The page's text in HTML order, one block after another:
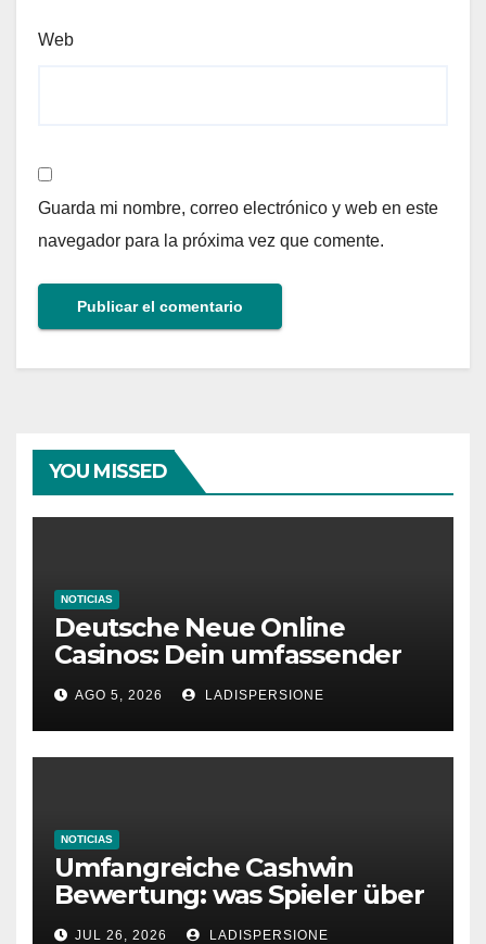
Web
Guarda mi nombre, correo electrónico y web en este
navegador para la próxima vez que comente.
YOU MISSED
NOTICIAS
Deutsche Neue Online
Casinos: Dein umfassender
Ratgeber für moderne
Glücksspielplattformen
AGO 5, 2026 LADISPERSIONE
NOTICIAS
Umfangreiche Cashwin
Bewertung: was Spieler über
dieses Casino denken
JUL 26, 2026 LADISPERSIONE